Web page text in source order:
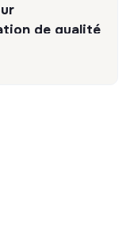
de qualité